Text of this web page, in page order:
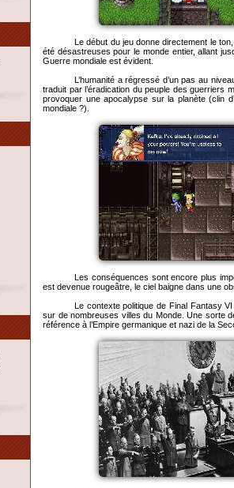
Le début du jeu donne directement le
été désastreuses pour le monde entier, allant
Guerre mondiale est évident.
L’humanité a régressé d’un pas au
traduit par l’éradication du peuple des guerriers
provoquer une apocalypse sur la planète (clin
mondiale ?).
Les conséquences sont encore plus
est devenue rougeâtre, le ciel baigne dans une
Le contexte politique de Final Fantasy
sur de nombreuses villes du Monde. Une sorte
référence à l’Empire germanique et nazi de la